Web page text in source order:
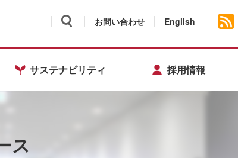
お問い合わせ English
サステナビリティ 採用情報
ス